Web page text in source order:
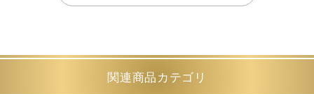
関連商品カテゴリ